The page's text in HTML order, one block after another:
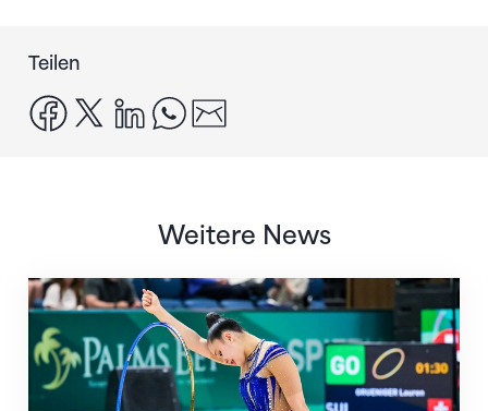
Teilen
facebook
x linkedinwhatsapp
Weitere News
Nächster Halt: Weltmeisterschaft